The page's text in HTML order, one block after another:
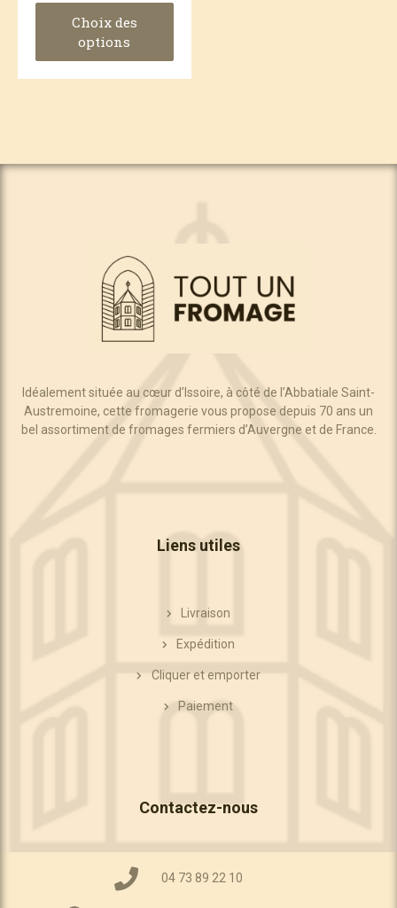
Choix des
options
Idéalement située au cœur d’Issoire, à côté de l’Abbatiale Saint-
Austremoine, cette fromagerie vous propose depuis 70 ans un
bel assortiment de fromages fermiers d’Auvergne et de France.
Liens utiles
Livraison
Expédition
Cliquer et emporter
Paiement
Contactez-nous
04 73 89 22 10